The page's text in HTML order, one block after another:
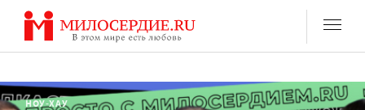
Перейти
содержанию
НОУ-ХАУ